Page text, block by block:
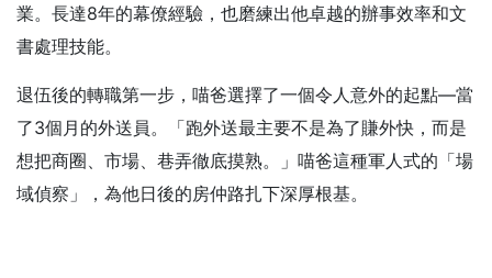
業。長達8年的幕僚經驗，也磨練出他卓越的辦事效率和文
書處理技能。
退伍後的轉職第一步，喵爸選擇了一個令人意外的起點—當
了3個月的外送員。「跑外送最主要不是為了賺外快，而是
想把商圈、市場、巷弄徹底摸熟。」喵爸這種軍人式的「場
域偵察」，為他日後的房仲路扎下深厚根基。